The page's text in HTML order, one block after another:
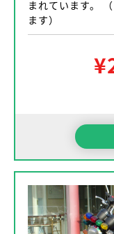
まれています。
ます）